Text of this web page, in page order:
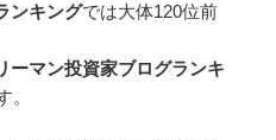
ンキングでは大体120位前
ーマン投資家ブログランキ
。